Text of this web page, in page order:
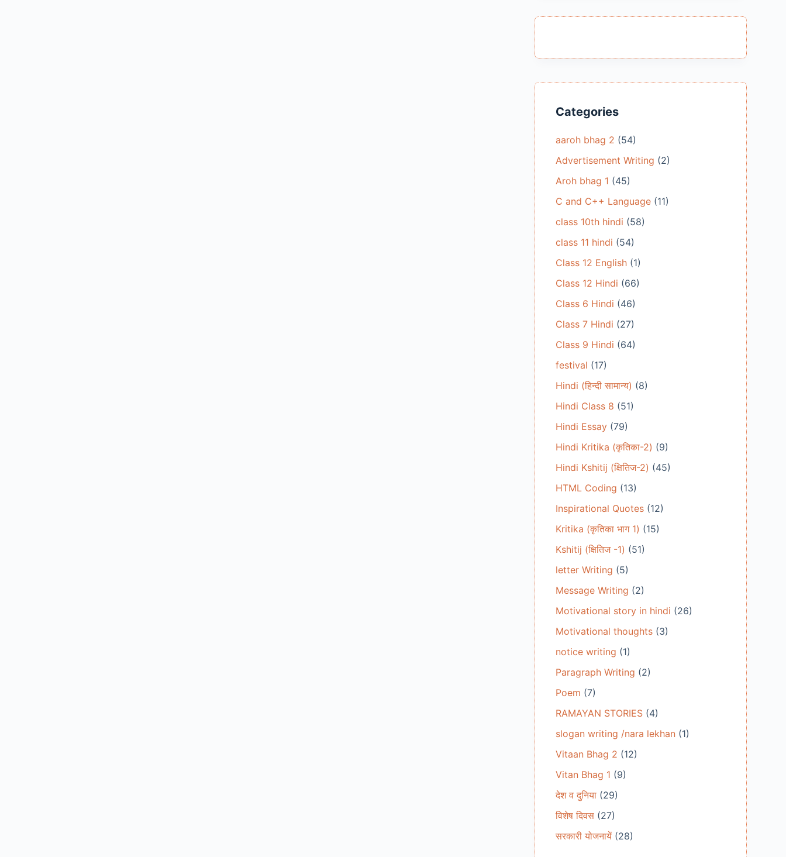
Categories
aaroh bhag 2 (54)
Advertisement Writing (2)
Aroh bhag 1 (45)
C and C++ Language(11)
class 10th hindi (58)
class 11 hindi (54)
Class 12 English(1)
Class 12 Hindi (66)
Class 6 Hindi (46)
Class 7 Hindi (27)
Class 9 Hindi (64)
festival (17)
Hindi (हिन्दी सामान्य) (8)
Hindi Class 8 (51)
Hindi Essay(79)
Hindi Kritika (कृतिका-2) (9)
Hindi Kshitij (क्षितिज-2) (45)
HTML Coding (13)
Inspirational Quotes(12)
Kritika (कृतिका भाग 1) (15)
Kshitij (क्षितिज -1) (51)
letter Writing (5)
Message Writing (2)
Motivational story in hindi (26)
Motivational thoughts(3)
notice writing (1)
Paragraph Writing (2)
Poem (7)
RAMAYAN STORIES(4)
slogan writing /nara lekhan(1)
Vitaan Bhag 2 (12)
Vitan Bhag 1 (9)
देश व दुनिया(29)
विशेष दिवस(27)
सरकारी योजनायें(28)